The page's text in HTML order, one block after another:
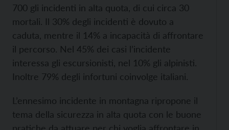
700 gli incidenti in alta quota, di cui circa 30
mortali. Il 30% degli incidenti è dovuto a
caduta, mentre il 14% a incapacità di affrontare
il percorso. Nel 45% dei casi l’incidente
interessa gli escursionisti, nel 10% gli alpinisti.
Inoltre 79% degli infortuni coinvolge italiani.
L’ennesimo incidente in montagna ripropone il
tema della sicurezza in alta quota con le buone